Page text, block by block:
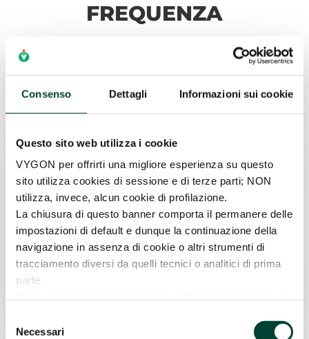
Consenso Dettagli Informazioni sui cookie
Questo sito web utilizza i cookie
VYGON per offrirti una migliore esperienza su questo
sito utilizza cookies di sessione e di terze parti; NON
utilizza, invece, alcun cookie di profilazione.
La chiusura di questo banner comporta il permanere delle
impostazioni di default e dunque la continuazione della
navigazione in assenza di cookie o altri strumenti di
tracciamento diversi da quelli tecnici o analitici di prima
parte.
sta visitando. La prosecuzione della navigazione,
delNecessari
FREQUENZA